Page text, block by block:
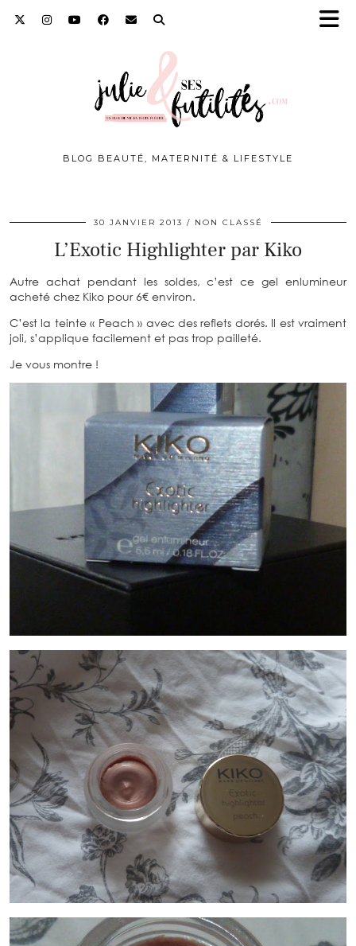
BLOG BEAUTÉ, MATERNITÉ & LIFESTYLE
30 JANVIER 2013 NON CLASSÉ
L’Exotic Highlighter par Kiko
Autre achat pendant les soldes, c’est ce gel enlumineur
acheté chez Kiko pour 6€ environ.
C’est la teinte « Peach » avec des reflets dorés. Il est vraiment
joli, s’applique facilement et pas trop pailleté.
Je vous montre !